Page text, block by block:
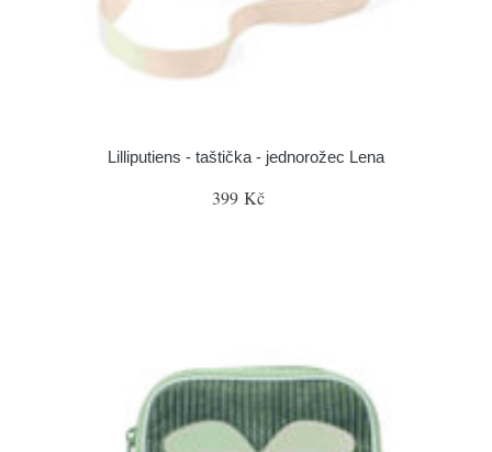
Lilliputiens - taštička - jednorožec Lena
399 Kč